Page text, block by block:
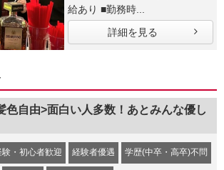
給あり ■勤務時...
詳細を見る
色自由>面白い人多数！あとみんな優し
験・初心者歓迎 経験者優遇 学歴(中卒・高卒)不問